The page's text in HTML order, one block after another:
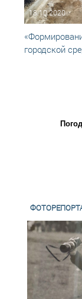
18.10.2020
городской